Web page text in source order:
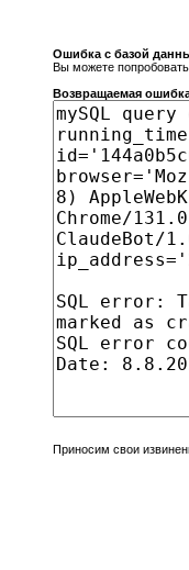
Ошибка с базой
Вы можете
Возвращаемая
Приносим свои